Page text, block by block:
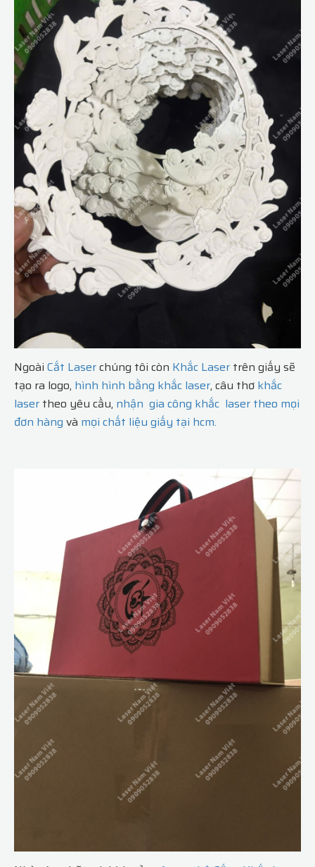
Ngoài Cắt Laserchúng tôi còn Khắc Laser trên giấy sẽ
tạo ra logo, hình hình bằng khắc laser, câu thơ khắc
laser theo yêu cầu, nhận gia công khắc laser theo mọi
đơn hàng và mọi chất liệu giấy tại hcm.